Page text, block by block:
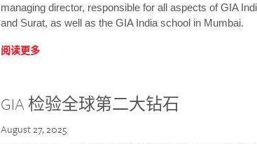
managing director, responsible for all aspects of GIA
and Surat, as well as the GIA India school in Mumbai.
阅读更多
GIA 检验全球第二大钻石
August 27, 2025